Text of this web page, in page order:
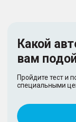
Какой
вам
Пройдите тест и
специальными